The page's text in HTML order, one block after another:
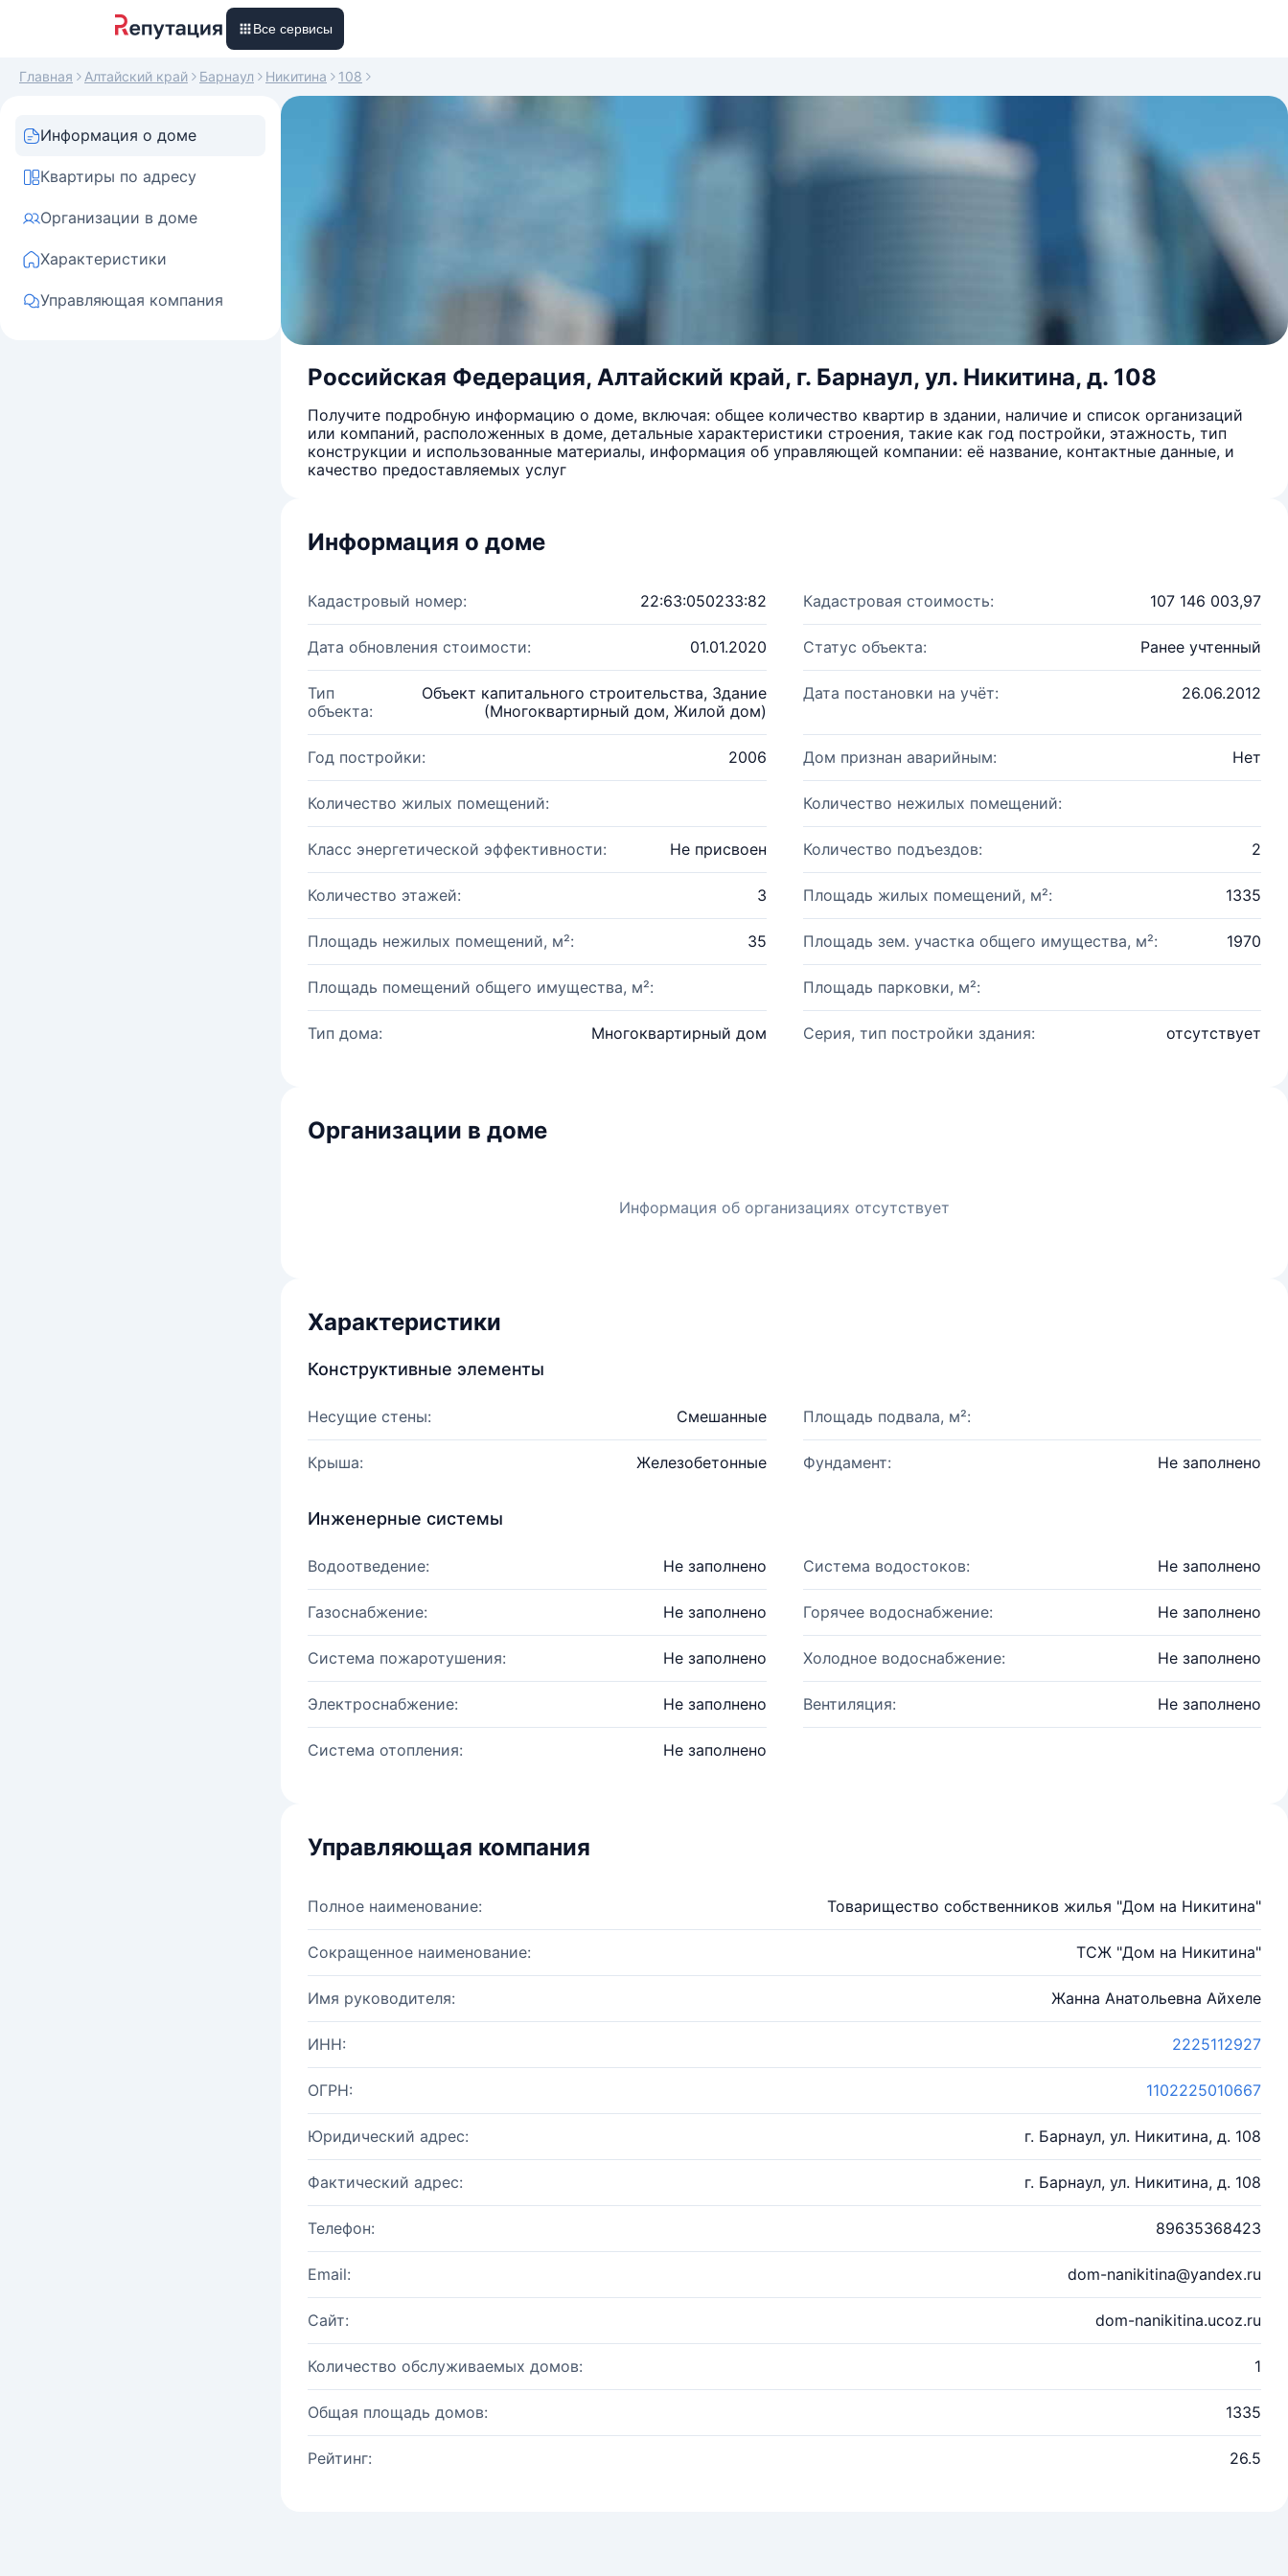
Все сервисы
Главная Алтайский край Барнаул Никитина 108
Информация о доме
Квартиры по адресу
Организации в доме
Характеристики
Управляющая компания
Российская Федерация, Алтайский край, г. Барнаул, ул. Никитина, д. 108
Получите подробную информацию о доме, включая: общее количество квартир в здании, наличие и список организаций
или компаний, расположенных в доме, детальные характеристики строения, такие как год постройки, этажность, тип
конструкции и использованные материалы, информация об управляющей компании: её название, контактные данные, и
качество предоставляемых услуг
Информация о доме
Кадастровый номер: 22:63:050233:82 Кадастровая стоимость: 107 146 003,97
Дата обновления стоимости: 01.01.2020 Статус объекта: Ранее учтенный
Тип
объекта:
Объект капитального строительства, Здание
(Многоквартирный дом, Жилой дом)
Дата постановки на учёт: 26.06.2012
Год постройки: 2006 Дом признан аварийным: Нет
Количество жилых помещений: Количество нежилых помещений:
Класс энергетической эффективности: Не присвоен Количество подъездов: 2
Количество этажей: 3 Площадь жилых помещений, м²: 1335
Площадь нежилых помещений, м²: 35 Площадь зем. участка общего имущества, м²: 1970
Площадь помещений общего имущества, м²: Площадь парковки, м²:
Тип дома: Многоквартирный дом Серия, тип постройки здания: отсутствует
Организации в доме
Информация об организациях отсутствует
Характеристики
Конструктивные элементы
Несущие стены: Смешанные Площадь подвала, м²:
Крыша: Железобетонные Фундамент: Не заполнено
Инженерные системы
Водоотведение: Не заполнено Система водостоков: Не заполнено
Газоснабжение: Не заполнено Горячее водоснабжение: Не заполнено
Система пожаротушения: Не заполнено Холодное водоснабжение: Не заполнено
Электроснабжение: Не заполнено Вентиляция: Не заполнено
Система отопления: Не заполнено
Управляющая компания
Полное наименование: Товарищество собственников жилья "Дом на Никитина"
Сокращенное наименование: ТСЖ "Дом на Никитина"
Имя руководителя: Жанна Анатольевна Айхеле
ИНН: 2225112927
ОГРН: 1102225010667
Юридический адрес: г. Барнаул, ул. Никитина, д. 108
Фактический адрес: г. Барнаул, ул. Никитина, д. 108
Телефон: 89635368423
Email: dom-nanikitina@yandex.ru
Сайт: dom-nanikitina.ucoz.ru
Количество обслуживаемых домов: 1
Общая площадь домов: 1335
Рейтинг: 26.5